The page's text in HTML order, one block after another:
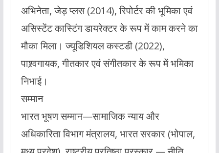
अभिनेता, जेड़ प्लस (2014), रिपोर्टर की भूमिका एवं
असिस्टेंट कास्टिंग डायरेक्टर के रूप में काम करने का
मौका मिला। ज्यूडिशियल कस्टडी (2022),
पाश्र्वगायक, गीतकार एवं संगीतकार के रूप में भमिका
निभाई।
सम्मान
भारत भूषण सम्मान—सामाजिक न्याय और
अधिकारिता विभाग मंत्रालय, भारत सरकार (भोपाल,